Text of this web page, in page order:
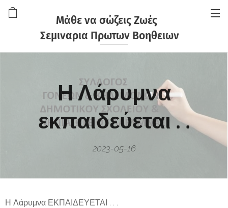
Μάθε να σώζεις Ζωές
Σεμιναρια Πρωτων Βοηθειων
Η Λάρυμνα
εκπαιδεύεται . .
2023-05-16
Η Λάρυμνα ΕΚΠΑΙΔΕΥΕΤΑΙ . . .